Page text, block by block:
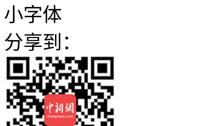
小字体
分享到：